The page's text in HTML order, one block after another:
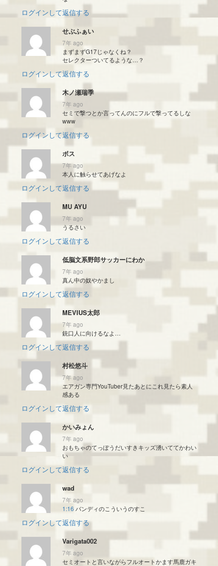
ログインして返信する
せぶふぁい
7年 ago
まずまずG17じゃなくね？
セレクターついてるような…？
ログインして返信する
木ノ瀬瑞季
7年 ago
セミで撃つとか言ってんのにフルで撃ってるしな
www
ログインして返信する
ボス
7年 ago
本人に触らせてあげなよ
ログインして返信する
MU AYU
7年 ago
うるさい
ログインして返信する
低脳文系野郎サッカーにわか
7年 ago
真ん中の奴やかまし
ログインして返信する
MEVIUS太郎
7年 ago
銃口人に向けるなよ…
ログインして返信する
村松悠斗
7年 ago
エアガン専門YouTuber見たあとにこれ見たら素人
感ある
ログインして返信する
かいみょん
7年 ago
おもちゃのてっぽうだいすきキッズ湧いててかわい
い
ログインして返信する
wad
7年 ago
1:16 バンディのこういうのすこ
ログインして返信する
Varigata002
7年 ago
セミオートと言いながらフルオートかます馬鹿ガキ